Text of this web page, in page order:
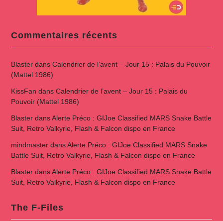
Commentaires récents
Blasterdans Calendrier de l’avent – Jour 15 : Palais du Pouvoir
(Mattel 1986)
KissFan dans Calendrier de l’avent – Jour 15 : Palais du
Pouvoir (Mattel 1986)
BlasterdansAlerte Préco : GIJoe Classified MARS Snake Battle
Suit, Retro Valkyrie, Flash & Falcon dispo en France
mindmasterdansAlerte Préco : GIJoe Classified MARS Snake
Battle Suit, Retro Valkyrie, Flash & Falcon dispo en France
BlasterdansAlerte Préco : GIJoe Classified MARS Snake Battle
Suit, Retro Valkyrie, Flash & Falcon dispo en France
The F-Files